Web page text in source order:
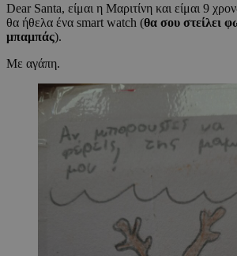
Dear Santa, είμαι η Μαριτίνη και είμαι 9
θα ήθελα ένα smart watch (θα σου στείλει
μπαμπάς).
Με αγάπη.